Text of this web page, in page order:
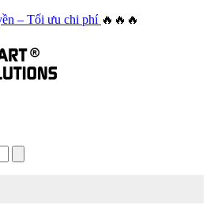
– Tối ưu chi phí 🔥🔥🔥